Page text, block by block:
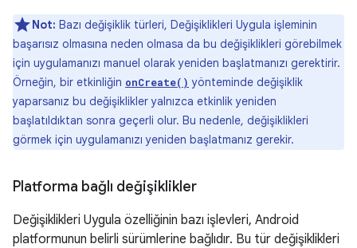
Not: Bazı değişiklik türleri, Değişiklikleri Uygula işleminin
başarısız olmasına neden olmasa da bu değişiklikleri görebilmek
için uygulamanızı manuel olarak yeniden başlatmanızı gerektirir.
Örneğin, bir etkinliğin onCreate() yönteminde değişiklik
yaparsanız bu değişiklikler yalnızca etkinlik yeniden
başlatıldıktan sonra geçerli olur. Bu nedenle, değişiklikleri
görmek için uygulamanızı yeniden başlatmanız gerekir.
Platforma bağlı değişiklikler
Değişiklikleri Uygula özelliğinin bazı işlevleri, Android
platformunun belirli sürümlerine bağlıdır. Bu tür değişiklikleri